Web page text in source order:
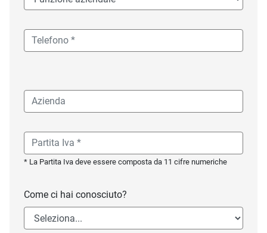
* La Partita Iva deve essere composta da 11 cifre numeriche
Come ci hai conosciuto?